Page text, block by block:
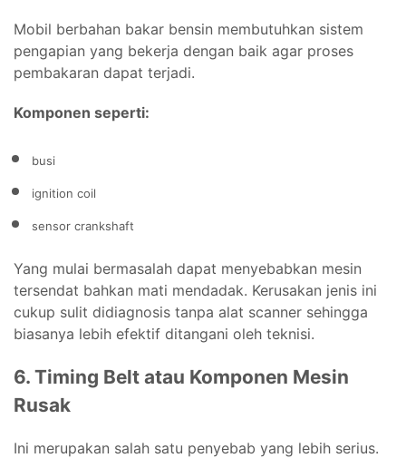
Mobil berbahan bakar bensin membutuhkan sistem
pengapian yang bekerja dengan baik agar proses
pembakaran dapat terjadi.
Komponen seperti:
busi
ignition coil
sensor crankshaft
Yang mulai bermasalah dapat menyebabkan mesin
tersendat bahkan mati mendadak. Kerusakan jenis ini
cukup sulit didiagnosis tanpa alat scanner sehingga
biasanya lebih efektif ditangani oleh teknisi.
6. Timing Belt atau Komponen Mesin
Rusak
Ini merupakan salah satu penyebab yang lebih serius.